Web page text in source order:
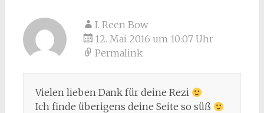
I. Reen Bow
12. Mai 2016 um 10:07 Uhr
Permalink
Vielen lieben Dank für deine Rezi
Ich finde überigens deine Seite so süß